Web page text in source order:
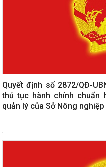
Quyết định số 2872/QĐ-
thủ tục hành chính chuẩn
quản lý của Sở Nông